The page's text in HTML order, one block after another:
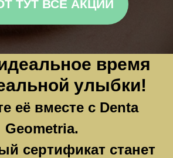
время
улыбки!
её вместе с Denta
Geometria.
сертификат станет